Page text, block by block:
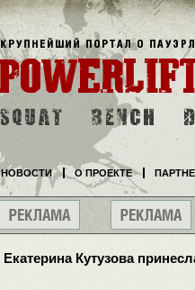
Екатерина Кутузова
НОВОСТИ О ПРОЕКТЕ